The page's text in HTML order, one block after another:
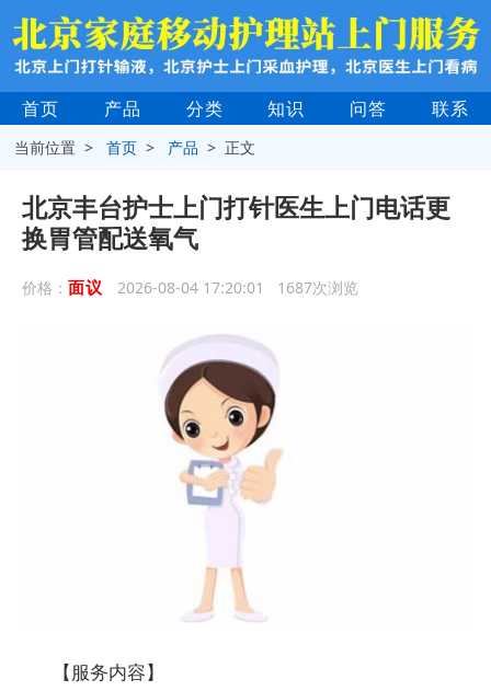
首页 产品 分类 知识 问答 联系
当前位置 >首页 > 产品 > 正文
北京丰台护士上门打针医生上门电话更
换胃管配送氧气
价格： 面议 2026-08-04 17:20:01 1687次浏览
【服务内容】